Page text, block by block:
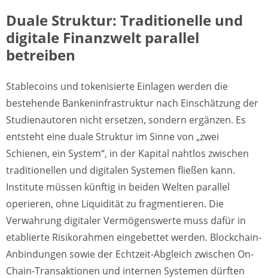
Duale Struktur: Traditionelle und
digitale Finanzwelt parallel
betreiben
Stablecoins und tokenisierte Einlagen werden die
bestehende Bankeninfrastruktur nach Einschätzung der
Studienautoren nicht ersetzen, sondern ergänzen. Es
entsteht eine duale Struktur im Sinne von „zwei
Schienen, ein System“, in der Kapital nahtlos zwischen
traditionellen und digitalen Systemen fließen kann.
Institute müssen künftig in beiden Welten parallel
operieren, ohne Liquidität zu fragmentieren. Die
Verwahrung digitaler Vermögenswerte muss dafür in
etablierte Risikorahmen eingebettet werden. Blockchain-
Anbindungen sowie der Echtzeit-Abgleich zwischen On-
Chain-Transaktionen und internen Systemen dürften